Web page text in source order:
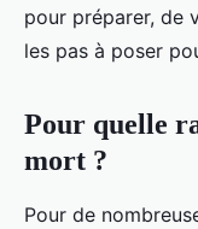
pour préparer, de
les pas à poser
Pour quelle
mort ?
Pour de